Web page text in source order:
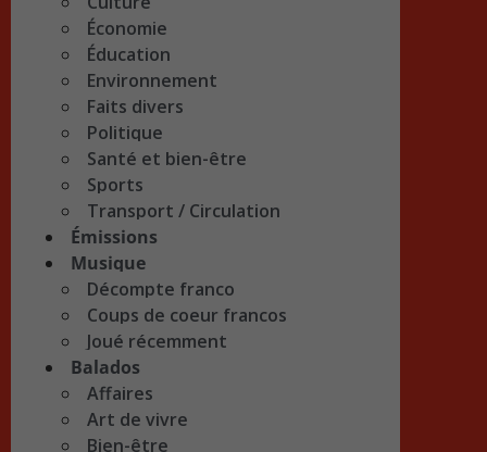
Économie
Éducation
Environnement
Faits divers
Politique
Santé et bien-être
Sports
Transport / Circulation
Émissions
Musique
Décompte franco
Coups de coeur francos
Joué récemment
Balados
Affaires
Art de vivre
Bien-être